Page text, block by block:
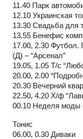
11.40 Парк
12.10 Украинская
13.30 Свадьба для
13.55 Бенефис
17.00, 2.30 Футбол.
(Д) – “Арсенал”
19.05, 1.05 Т/с
20.00, 2.00
20.30 Вечерний
22.50, 4.20 Х/ф
00.10 Неделя моды
Тонис
06.00, 0.30 Диваки